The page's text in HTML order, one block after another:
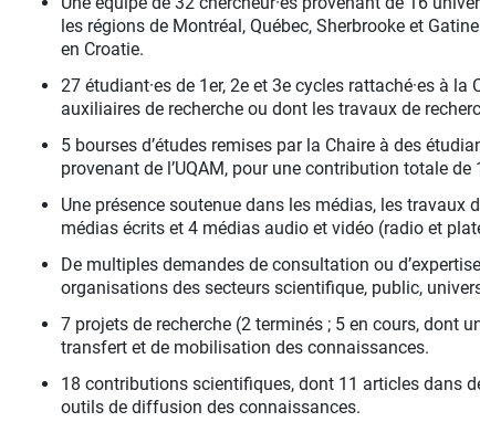
les régions de Montréal, Québec, Sherbrooke et
en Croatie.
27 étudiant·es de 1er, 2e et 3e cycles rattaché·es à la
auxiliaires de recherche ou dont les travaux de
5 bourses d’études remises par la Chaire à des
provenant de l’UQAM, pour une contribution totale de
Une présence soutenue dans les médias, les travaux
médias écrits et 4 médias audio et vidéo (radio et
De multiples demandes de consultation ou
organisations des secteurs scientifique, public,
7 projets de recherche (2 terminés ; 5 en cours, dont
transfert et de mobilisation des connaissances.
18 contributions scientifiques, dont 11 articles dans
outils de diffusion des connaissances.